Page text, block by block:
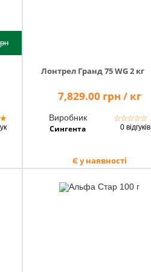
Лонтрел Гранд 75 WG 2 кг
7,829.00 грн / кг
Виробник
Сингента
☆☆☆☆☆
0 відгуків
Є у наявності